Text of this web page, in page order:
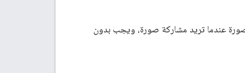
عندما تريد مشاركة صورة، ويجب بدون